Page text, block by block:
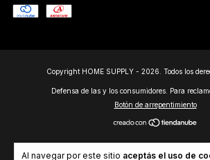
Al navegar por este sitio aceptás el uso de
Copyright HOME SUPPLY - 2026. Todos los
Defensa de las y los consumidores. Para
Botón de arrepentimiento